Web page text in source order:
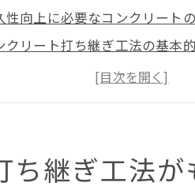
性向上に必要なコンクリート
クリート打ち継ぎ工法の基本
区の気候が及ぼす影響とその対
性を高めるための施工後のメ
時に考慮すべき具体的な材料選
馬区の具体例から学ぶコンク
継ぎ工法